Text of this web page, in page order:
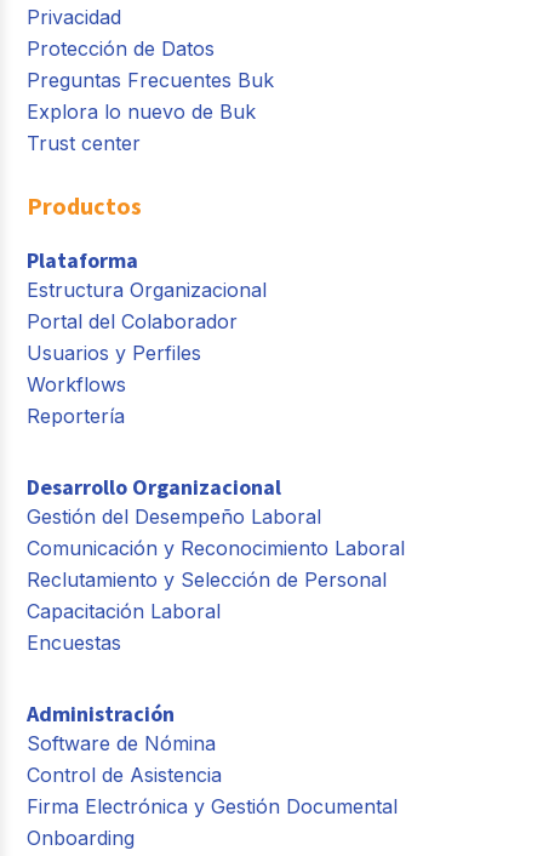
Privacidad
Protección de Datos
Preguntas Frecuentes Buk
Explora lo nuevo de Buk
Trust center
Productos
Plataforma
Estructura Organizacional
Portal del Colaborador
Usuarios y Perfiles
Workflows
Reportería
Desarrollo Organizacional
Gestión del Desempeño Laboral
Comunicación y Reconocimiento Laboral
Reclutamiento y Selección de Personal
Capacitación Laboral
Encuestas
Administración
Software de Nómina
Control de Asistencia
Firma Electrónica y Gestión Documental
Onboarding